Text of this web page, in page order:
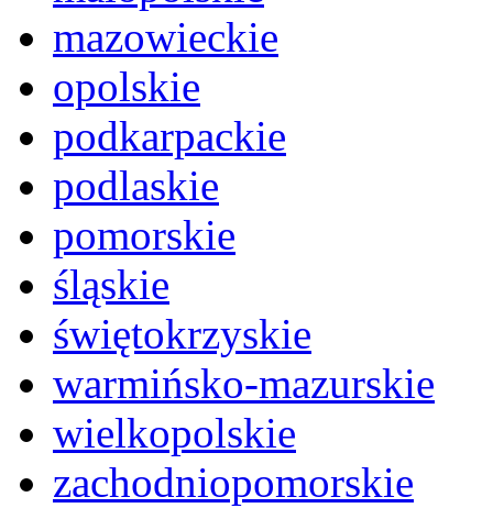
mazowieckie
opolskie
podkarpackie
podlaskie
pomorskie
śląskie
świętokrzyskie
warmińsko-mazurskie
wielkopolskie
zachodniopomorskie